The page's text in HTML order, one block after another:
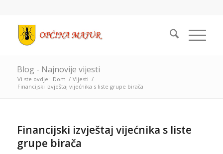
Blog - Najnovije vijesti
Vi ste ovdje: Dom / Vijesti /
Financijski izvještaj vijećnika s liste grupe birača
Financijski izvještaj vijećnika s liste
grupe birača